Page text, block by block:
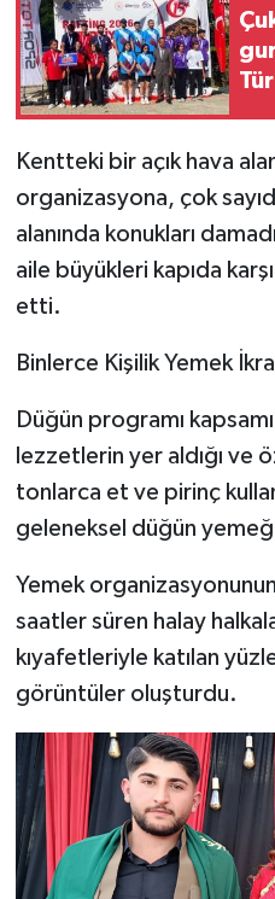
Kentteki bir açık hava
organizasyona, çok
alanında konukları
aile büyükleri kapıda
etti.
Binlerce Kişilik Yemek
Düğün programı
lezzetlerin yer aldığı ve
tonlarca et ve pirinç
geleneksel düğün
Yemek
saatler süren halay
kıyafetleriyle katılan
görüntüler oluşturdu.